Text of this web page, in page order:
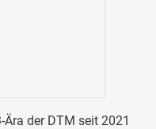
der DTM seit 2021